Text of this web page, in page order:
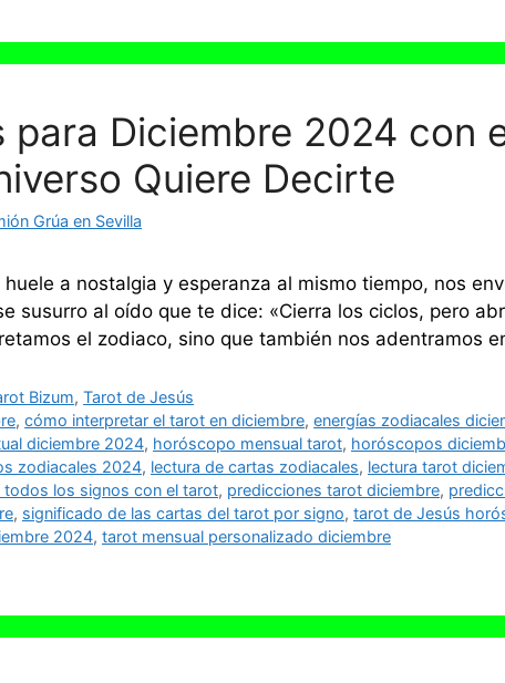
para Diciembre 2024 con
Quiere Decirte
Grúa en Sevilla
a nostalgia y esperanza al mismo tiempo, nos
susurro al oído que te dice: «Cierra los ciclos, pero
el zodiaco, sino que también nos adentramos
Bizum,Tarot de Jesús
,cómo interpretar el tarot en diciembre,energías zodiacales
diciembre 2024, horóscopo mensual tarot, horóscopos
zodiacales 2024, lectura de cartas zodiacales, lectura tarot
todos los signos con el tarot, predicciones tarot diciembre,
, significado de las cartas del tarot por signo, tarot de Jesús
2024, tarot mensual personalizado diciembre